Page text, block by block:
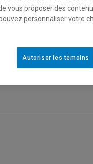
vous proposer des
personnaliser votre
Autoriser les témoins